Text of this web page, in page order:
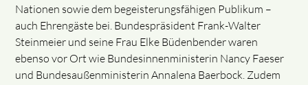
Nationen sowie dem begeisterungsfähigen Publikum –
auch Ehrengäste bei. Bundespräsident Frank-Walter
Steinmeier und seine Frau Elke Büdenbender waren
ebenso vor Ort wie Bundesinnenministerin Nancy Faeser
und Bundesaußenministerin Annalena Baerbock. Zudem